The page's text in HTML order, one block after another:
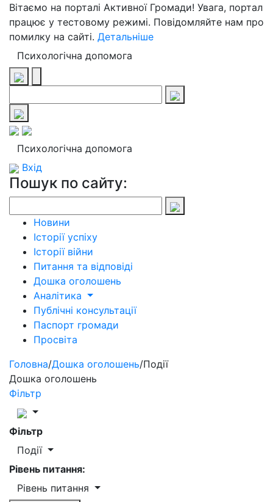
Вітаємо на порталі Активної Громади! Увага, портал
працює у тестовому режимі. Повідомляйте нам про
помилку на сайті. Детальніше
Психологічна допомога
Психологічна допомога
Вхід
Пошук по сайту:
Новини
Історії успіху
Історії війни
Питання та відповіді
Дошка оголошень
Аналітика
Публічні консультації
Паспорт громади
Просвіта
Головна/Дошка оголошень/Події
Дошка оголошень
Фільтр
Фільтр
Події
Рівень питання:
Рівень питання